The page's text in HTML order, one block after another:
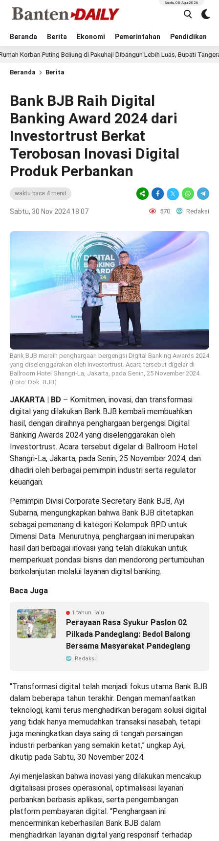
Beranda Berita Ekonomi Pemerintahan Pendidikan
Sabtu, 08 Agu 2026
Puting Beliung di Pakuhaji Dibangun Lebih Luas, Bupati Tangerang: Harus
Beranda Berita
Bank BJB Raih Digital
Banking Award 2024 dari
Investortrust Berkat
Terobosan Inovasi Digital
Produk Perbankan
waktu baca 4 menit
Sabtu, 30 Nov 2024 18:07 570 Redaksi
Bank BJB meraih penghargaan bergengsi Digital Banking Awards 2024
yang diselenggarakan oleh Investortrust. Acara tersebut digelar di
Ballroom Hotel Shangri-La, Jakarta, pada Senin, 25 November 2024.
(Foto: Dok. BJB)
JAKARTA | BD – Komitmen, inovasi, dan transformasi
digital yang dilakukan Bank BJB kembali membuahkan
hasil, dengan diraihnya penghargaan bergengsi Digital
Banking Awards 2024 yang diselenggarakan oleh
Investortrust. Acara tersebut digelar di Ballroom Hotel
Shangri-La, Jakarta, pada Senin, 25 November 2024, dan
dihadiri oleh berbagai pemimpin industri serta regulator
keuangan.
Pemimpin Divisi Corporate Secretary Bank BJB, Ayi
Subarna, mengungkapkan bahwa Bank BJB ditetapkan
sebagai pemenang di kategori Kelompok BPD untuk
Dimensi Data. Menurutnya, penghargaan ini merupakan
hasil dari berbagai inovasi yang telah dilakukan untuk
memperkuat pondasi bisnis dan mendorong pertumbuhan
berkelanjutan melalui layanan digital banking.
Baca Juga
1 tahun lalu
Perayaan Rasa Syukur Paslon 02
Pilkada Pandeglang: Bedol Balong
Bersama Masyarakat Pandeglang
Redaksi
“Transformasi digital telah menjadi fokus utama Bank BJB
dalam beberapa tahun terakhir. Dengan memanfaatkan
teknologi, kami terus menghadirkan beragam solusi digital
yang tidak hanya memudahkan transaksi nasabah, tetapi
juga meningkatkan daya saing di tengah persaingan
industri perbankan yang semakin ketat,” ungkap Ayi,
dikutip pada Sabtu, 30 November 2024.
Ayi menjelaskan bahwa inovasi yang dilakukan mencakup
digitalisasi proses operasional, optimalisasi layanan
perbankan berbasis aplikasi, serta pengembangan
platform pembayaran digital. “Penghargaan ini
mencerminkan keberhasilan Bank BJB dalam
menghadirkan layanan digital yang responsif terhadap